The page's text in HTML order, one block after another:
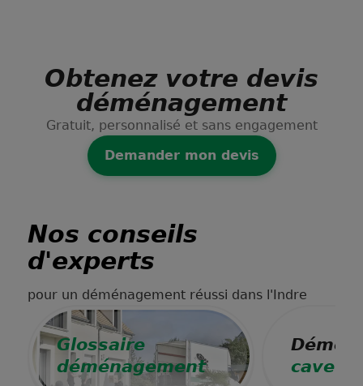
Obtenez votre devis
déménagement
Gratuit, personnalisé et sans engagement
Demander mon devis
Nos conseils
d'experts
pour un déménagement réussi dans l'Indre
Glossaire
déménagement
cave à